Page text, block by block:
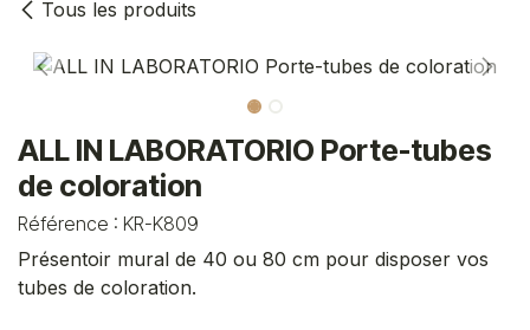
Tous les produits
ALL IN LABORATORIO Porte-tubes
de coloration
Référence : KR-K809
Présentoir mural de 40 ou 80 cm pour disposer vos
tubes de coloration.